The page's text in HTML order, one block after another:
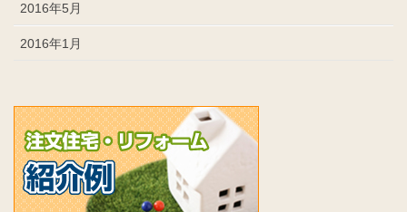
2016年5月
2016年1月